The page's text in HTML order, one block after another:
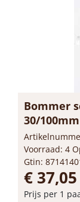
Bommer
30/
Voorraad: 4
Gtin:
€
Prijs per 1